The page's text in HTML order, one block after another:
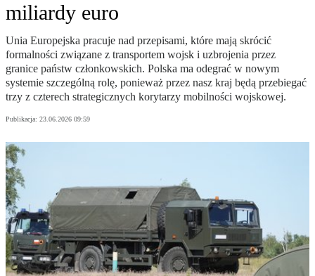
miliardy euro
Unia Europejska pracuje nad przepisami, które mają skrócić
formalności związane z transportem wojsk i uzbrojenia przez
granice państw członkowskich. Polska ma odegrać w nowym
systemie szczególną rolę, ponieważ przez nasz kraj będą przebiegać
trzy z czterech strategicznych korytarzy mobilności wojskowej.
Publikacja: 23.06.2026 09:59